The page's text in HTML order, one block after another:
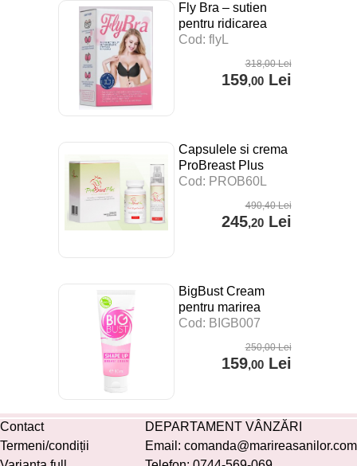
Fly Bra – sutien
pentru ridicarea
sanilor
Cod: flyL
318,00Lei
159,00Lei
Capsulele si crema
ProBreast Plus
pentru marirea
Cod: PROB60L
490,40Lei
245,20Lei
BigBust Cream
pentru marirea
sanilor
Cod: BIGB007
250,00Lei
159,00Lei
Contact
Termeni/condiții
DEPARTAMENT VÂNZĂRI
Email: comanda@marireasanilor.com